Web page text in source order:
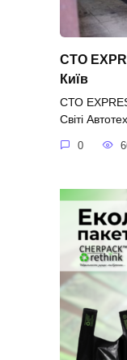
СТО
Київ
СТО
Світі
0